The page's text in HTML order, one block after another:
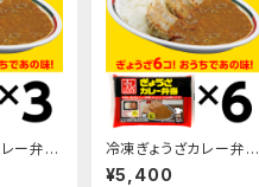
ー弁当
冷凍ぎょうざカレー弁当
510g×6袋
¥5,400